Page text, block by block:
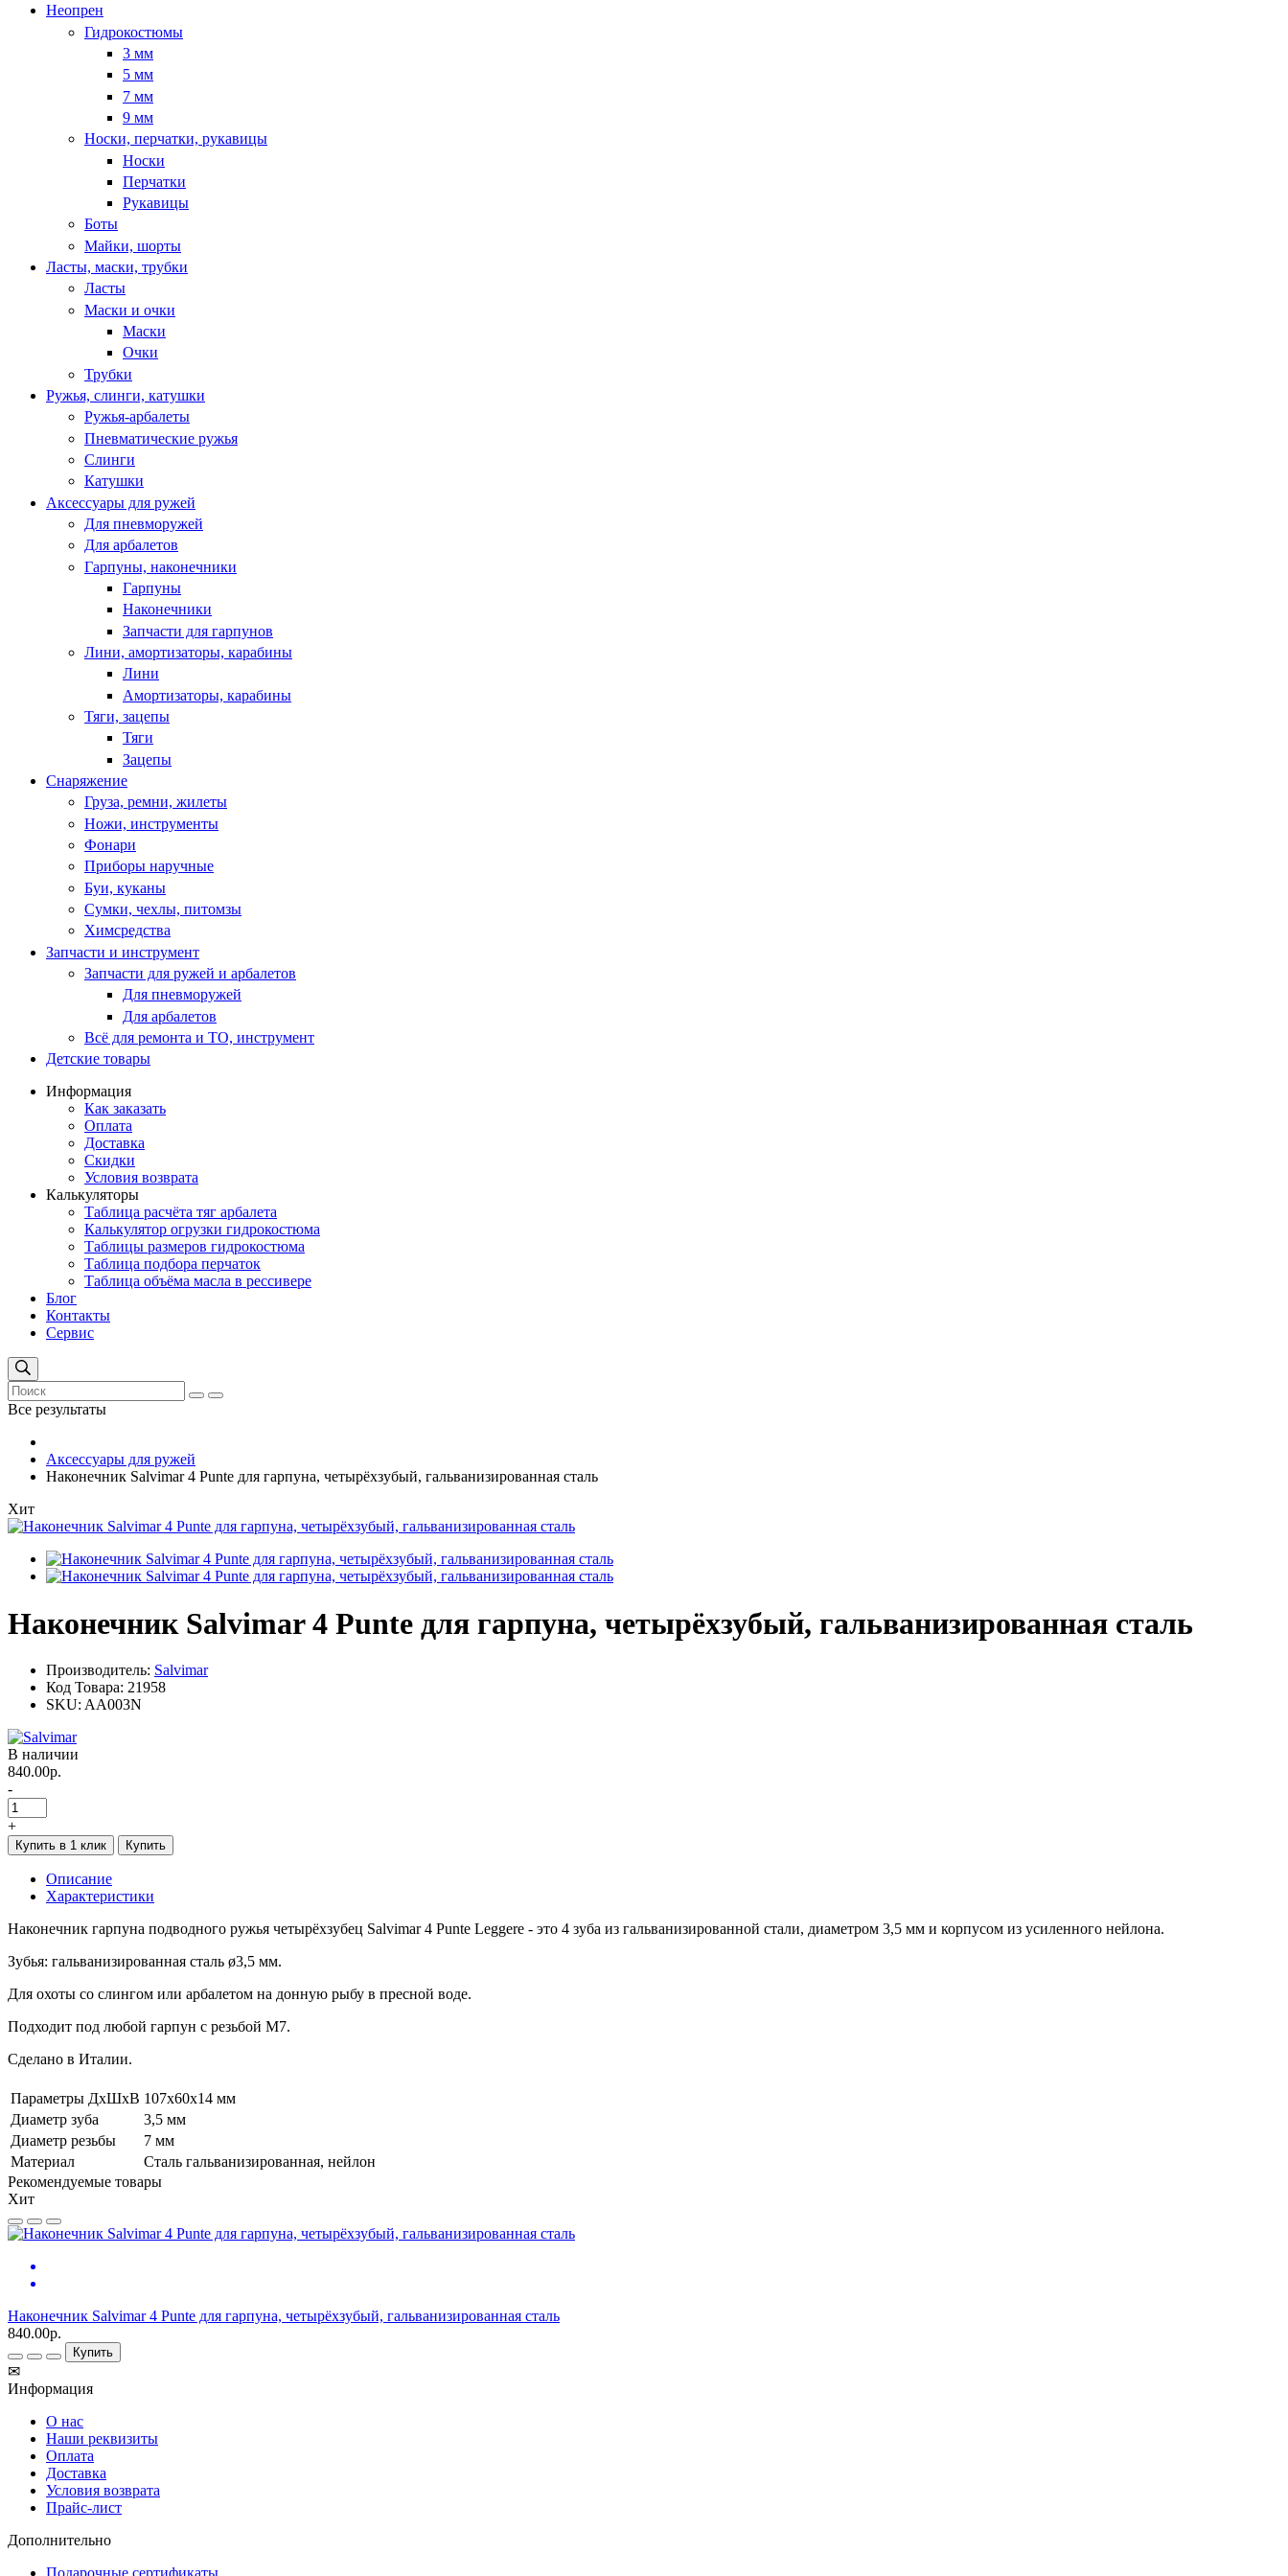
Неопрен
Гидрокостюмы
3 мм
5 мм
7 мм
9 мм
Носки, перчатки, рукавицы
Носки
Перчатки
Рукавицы
Боты
Майки, шорты
Ласты, маски, трубки
Ласты
Маски и очки
Маски
Очки
Трубки
Ружья, слинги, катушки
Ружья-арбалеты
Пневматические ружья
Слинги
Катушки
Аксессуары для ружей
Для пневморужей
Для арбалетов
Гарпуны, наконечники
Гарпуны
Наконечники
Запчасти для гарпунов
Лини, амортизаторы, карабины
Лини
Амортизаторы, карабины
Тяги, зацепы
Тяги
Зацепы
Снаряжение
Груза, ремни, жилеты
Ножи, инструменты
Фонари
Приборы наручные
Буи, куканы
Сумки, чехлы, питомзы
Химсредства
Запчасти и инструмент
Запчасти для ружей и арбалетов
Для пневморужей
Для арбалетов
Всё для ремонта и ТО, инструмент
Детские товары
Информация
Как заказать
Оплата
Доставка
Скидки
Условия возврата
Калькуляторы
Таблица расчёта тяг арбалета
Калькулятор огрузки гидрокостюма
Таблицы размеров гидрокостюма
Таблица подбора перчаток
Таблица объёма масла в рессивере
Блог
Контакты
Сервис
Все результаты
Аксессуары для ружей
Наконечник Salvimar 4 Punte для гарпуна, четырёхзубый, гальванизированная сталь
Хит
Наконечник Salvimar 4 Punte для гарпуна, четырёхзубый, гальванизированная сталь
Производитель: Salvimar
Код Товара: 21958
SKU: AA003N
В наличии
840.00р.
-
+
Купить в 1 клик Купить
Описание
Характеристики
Наконечник гарпуна подводного ружья четырёхзубец Salvimar 4 Punte Leggere - это 4 зуба из гальванизированной стали, диаметром 3,5 мм и корпусом из усиленного нейлона.
Зубья: гальванизированная сталь ø3,5 мм.
Для охоты со слингом или арбалетом на донную рыбу в пресной воде.
Подходит под любой гарпун с резьбой М7.
Сделано в Италии.
Параметры ДхШхВ 107х60х14 мм
Диаметр зуба
3,5 мм
Диаметр резьбы
7 мм
Материал
Сталь гальванизированная, нейлон
Рекомендуемые товары
Хит
Наконечник Salvimar 4 Punte для гарпуна, четырёхзубый, гальванизированная сталь
840.00р.
Купить
✉
Информация
О нас
Наши реквизиты
Оплата
Доставка
Условия возврата
Прайс-лист
Дополнительно